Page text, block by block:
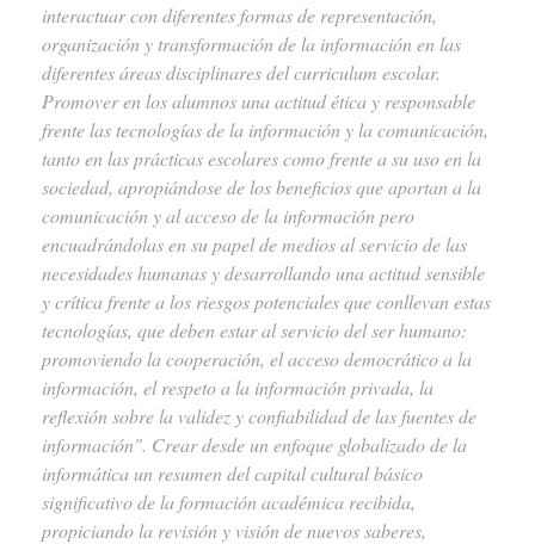
interactuar con diferentes formas de representación,
organización y transformación de la información en las
diferentes áreas disciplinares del curriculum escolar.
Promover en los alumnos una actitud ética y responsable
frente las tecnologías de la información y la comunicación,
tanto en las prácticas escolares como frente a su uso en la
sociedad, apropiándose de los beneficios que aportan a la
comunicación y al acceso de la información pero
encuadrándolas en su papel de medios al servicio de las
necesidades humanas y desarrollando una actitud sensible
y crítica frente a los riesgos potenciales que conllevan estas
tecnologías, que deben estar al servicio del ser humano:
promoviendo la cooperación, el acceso democrático a la
información, el respeto a la información privada, la
reflexión sobre la validez y confiabilidad de las fuentes de
información". Crear desde un enfoque globalizado de la
informática un resumen del capital cultural básico
significativo de la formación académica recibida,
propiciando la revisión y visión de nuevos saberes,